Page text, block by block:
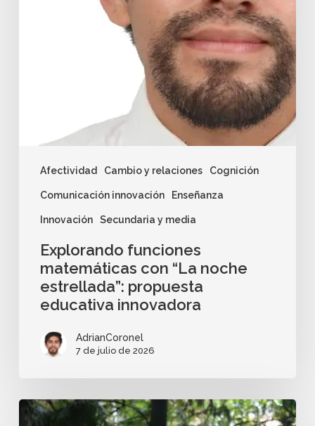
Afectividad Cambio y relaciones Cognición
Comunicación innovación Enseñanza
Innovación Secundaria y media
Explorando funciones
matemáticas con “La noche
estrellada”: propuesta
educativa innovadora
AdrianCoronel
7 de julio de 2026